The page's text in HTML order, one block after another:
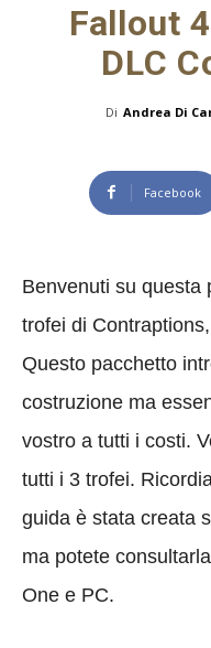
Fallout
DLC
Di Andrea Di
Facebook
Benvenuti su questa
trofei di
Questo pacchetto
costruzione ma
vostro a tutti i costi.
tutti i 3 trofei.
guida è stata creata
ma potete
One e PC.